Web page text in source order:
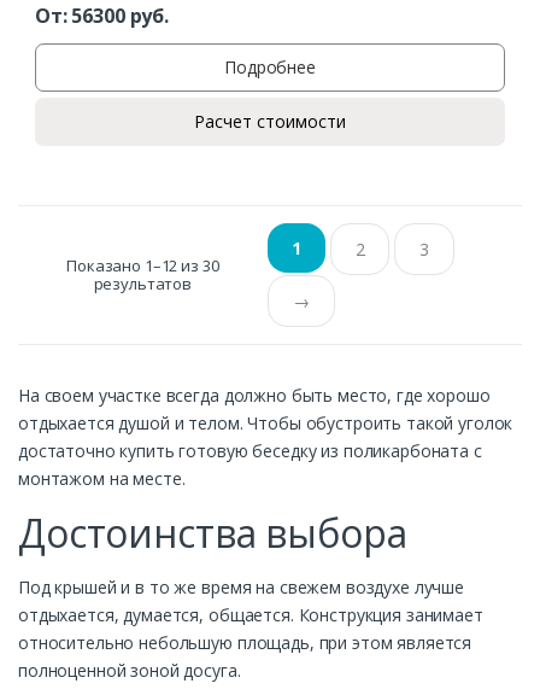
От:56300руб.
Подробнее
Расчет стоимости
Показано 1–12 из 30
результатов
1 2 3
→
На своем участке всегда должно быть место, где хорошо
отдыхается душой и телом. Чтобы обустроить такой уголок
достаточно купить готовую беседку из поликарбоната с
монтажом на месте.
Достоинства выбора
Под крышей и в то же время на свежем воздухе лучше
отдыхается, думается, общается. Конструкция занимает
относительно небольшую площадь, при этом является
полноценной зоной досуга.